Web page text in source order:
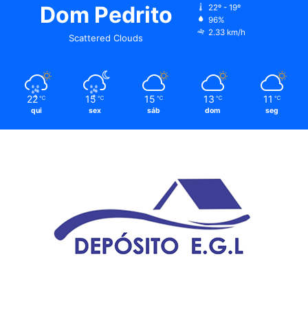
Dom Pedrito
Scattered Clouds
22º - 19º
96%
2.33 km/h
22 ℃
qui
15 ℃
sex
15 ℃
sáb
13 ℃
dom
11 ℃
seg